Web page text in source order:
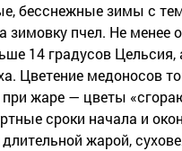
бесснежные зимы с
зимовку пчел. Не
14 градусов
Цветение медоносов
при жаре — цветы
сроки начала и
жарой,